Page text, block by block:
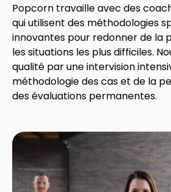
Popcorn travaille avec des
qui utilisent des méthodologies
innovantes pour redonner de la
les situations les plus difficiles.
qualité par une intervision
méthodologie des cas et de la
des évaluations permanentes.